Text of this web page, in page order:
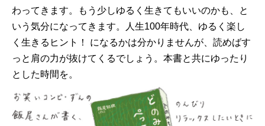
わってきます。もう少しゆるく生きてもいいのかも、と
いう気分になってきます。人生100年時代、ゆるく楽し
く生きるヒント！ になるかは分かりませんが、読めばす
っと肩の力が抜けてくるでしょう。本書と共にゆったり
とした時間を。